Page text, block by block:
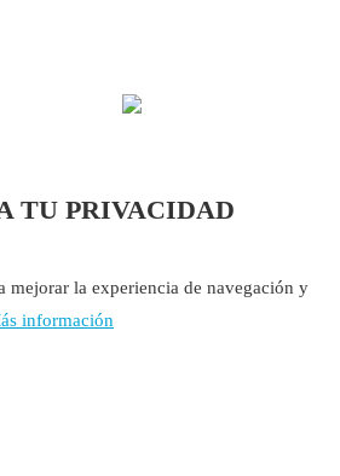
TU PRIVACIDAD
mejorar la experiencia de navegación y
información